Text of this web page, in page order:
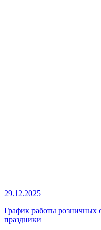
29.12.2025
График работы розничных
праздники